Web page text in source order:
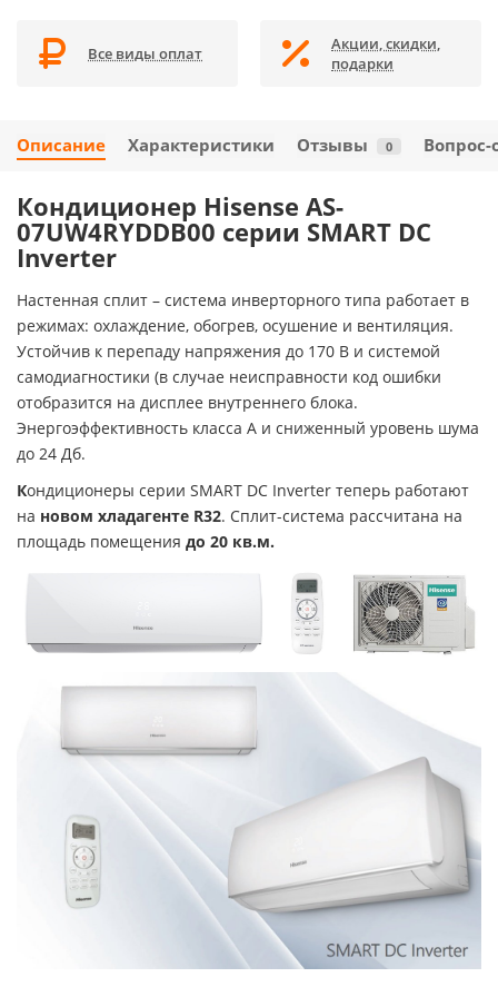
Все виды оплат
Акции, скидки,
подарки
Описание Характеристики Отзывы 0 Вопрос-
Кондиционер Hisense AS-
07UW4RYDDB00 серии SMART DC
Inverter
Настенная сплит – система инверторного типа работает в
режимах: охлаждение, обогрев, осушение и вентиляция.
Устойчив к перепаду напряжения до 170 В и системой
самодиагностики (в случае неисправности код ошибки
отобразится на дисплее внутреннего блока.
Энергоэффективность класса А и сниженный уровень шума
до 24 Дб.
Кондиционеры серии SMART DC Inverter теперь работают
на новом хладагенте R32. Сплит-система рассчитана на
площадь помещения до 20 кв.м.